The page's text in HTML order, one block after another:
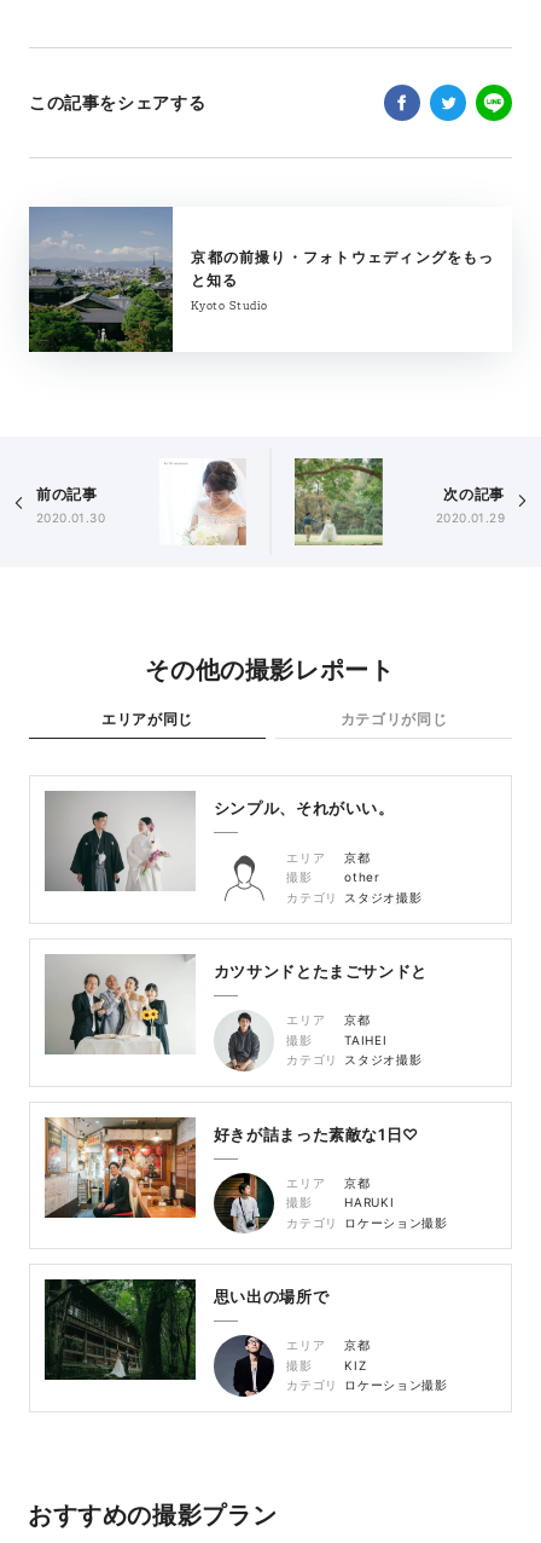
この記事をシェアする
京都の前撮り・フォトウェディングをもっ
と知る
Kyoto Studio
前の記事
2020.01.30
次の記事
2020.01.29
その他の撮影レポート
エリアが同じ カテゴリが同じ
シンプル、それがいい。
エリア
京都
撮影
other
カテゴリ
スタジオ撮影
カツサンドとたまごサンドと
エリア
京都
撮影
TAIHEI
カテゴリ
スタジオ撮影
好きが詰まった素敵な1日♡
エリア
京都
撮影
HARUKI
カテゴリ
ロケーション撮影
思い出の場所で
エリア
京都
撮影
KIZ
カテゴリ
ロケーション撮影
おすすめの撮影プラン